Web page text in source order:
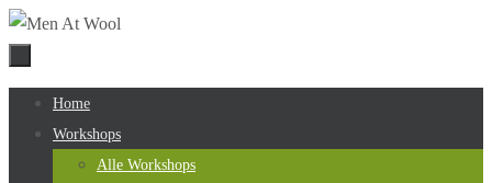
Naar
inhoud
springen
Naar
Home
Workshops
Alle Workshops